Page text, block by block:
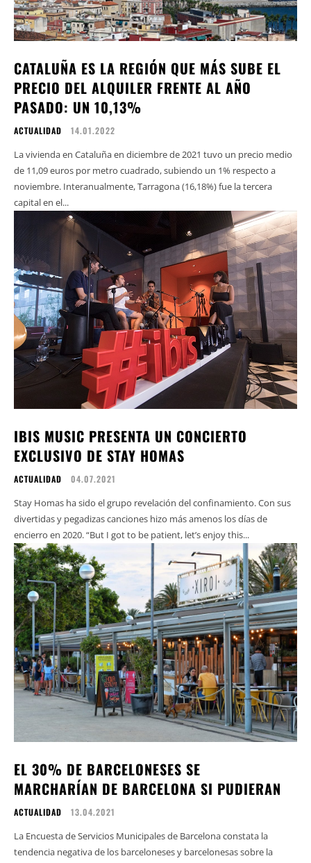
CATALUÑA ES LA REGIÓN QUE MÁS SUBE EL
PRECIO DEL ALQUILER FRENTE AL AÑO
PASADO: UN 10,13%
ACTUALIDAD 14.01.2022
La vivienda en Cataluña en diciembre de 2021 tuvo un precio medio
de 11,09 euros por metro cuadrado, subiendo un 1% respecto a
noviembre. Interanualmente, Tarragona (16,18%) fue la tercera
capital en el...
IBIS MUSIC PRESENTA UN CONCIERTO
EXCLUSIVO DE STAY HOMAS
ACTUALIDAD 04.07.2021
Stay Homas ha sido el grupo revelación del confinamiento. Con sus
divertidas y pegadizas canciones hizo más amenos los días de
encierro en 2020. “But I got to be patient, let’s enjoy this...
EL 30% DE BARCELONESES SE
MARCHARÍAN DE BARCELONA SI PUDIERAN
ACTUALIDAD 13.04.2021
​La Encuesta de Servicios Municipales de Barcelona constata la
tendencia negativa de los barceloneses y barcelonesas sobre la